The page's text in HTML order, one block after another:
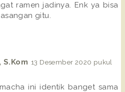
ramen jadinya. Enk ya bisa
gitu.
S.Kom 13 Desember 2020 pukul
ini identik banget sama